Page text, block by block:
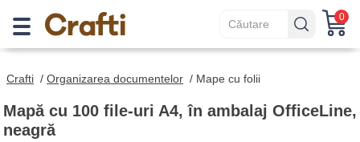
0
Crafti / Organizarea documentelor / Mape cu folii
Mapă cu 100 file-uri A4, în ambalaj OfficeLine,
neagră